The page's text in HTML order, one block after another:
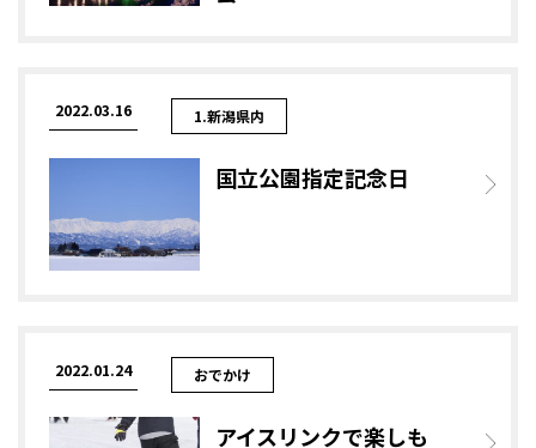
2022.03.16 1.新潟県内
国立公園指定記念日
2022.01.24 おでかけ
アイスリンクで楽しも